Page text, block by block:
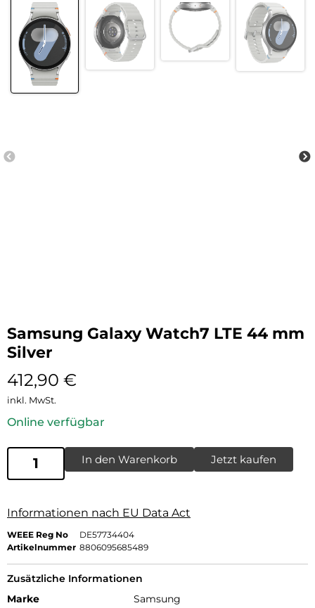
Samsung Galaxy Watch7 LTE 44 mm
Silver
412,90 €
inkl. MwSt.
Online verfügbar
In den Warenkorb Jetzt kaufen
Informationen nach EU Data Act
WEEE Reg No
DE57734404
Artikelnummer 8806095685489
Zusätzliche Informationen
Marke
Samsung